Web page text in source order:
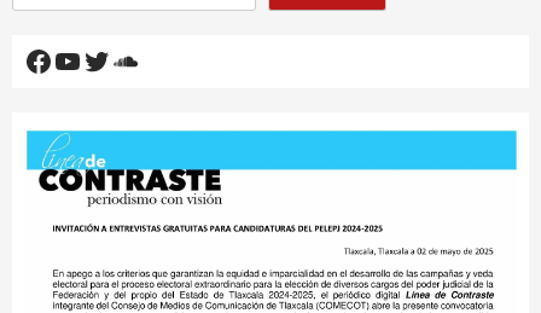
Facebook
YouTube
Twitter
SoundCloud